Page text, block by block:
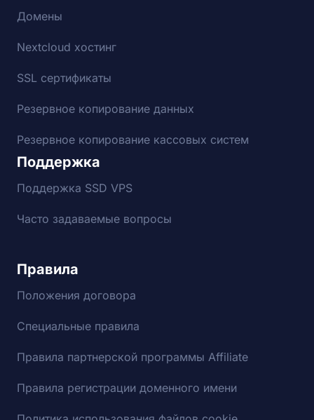
Домены
Nextcloud хостинг
SSL сертификаты
Резервное копирование данных
Резервное копирование кассовых систем
Поддержка
Поддержка SSD VPS
Часто задаваемые вопросы
Правила
Положения договора
Специальные правила
Правила партнерской программы Affiliate
Правила регистрации доменного имени